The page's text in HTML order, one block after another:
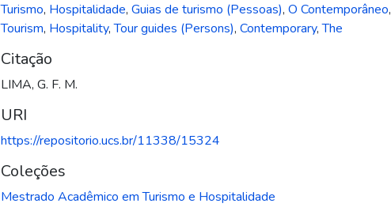
Turismo, Hospitalidade, Guias de turismo (Pessoas), O Contemporâneo,
Tourism, Hospitality,Tour guides (Persons), Contemporary,The
Citação
LIMA, G. F. M.
URI
https://repositorio.ucs.br/11338/15324
Coleções
Mestrado Acadêmico em Turismo e Hospitalidade